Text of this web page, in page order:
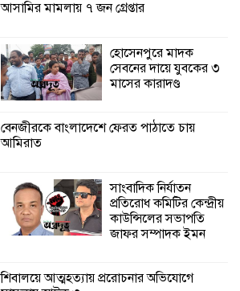
শ্যামনগরে জলবায়ু সহনশীল জনগোষ্ঠী গঠনে
বিনিময় সভা
শ্যামনগরে বনবিভাগ ও সিএমসির সাথে
জেলেদের মতবিনিময় সভা
আসামির মামলায় ৭ জন গ্রেপ্তার
হোসেনপুরে মাদক
সেবনের দায়ে যুবকের ৩
মাসের কারাদণ্ড
বেনজীরকে বাংলাদেশে ফেরত পাঠাতে চায়
আমিরাত
সাংবাদিক নির্যাতন
প্রতিরোধ কমিটির কেন্দ্রীয়
কাউন্সিলের সভাপতি
জাফর সম্পাদক ইমন
শিবালয়ে আত্মহত্যায় প্ররোচনার অভিযোগে